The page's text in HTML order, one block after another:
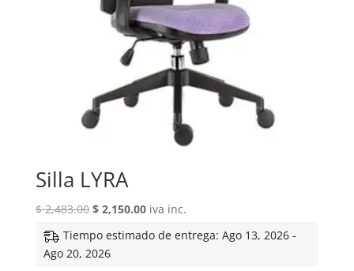
Silla LYRA
$2,483.00 El
original
$2,150.00Eliva inc.
Tiempo estimado de entrega: Ago 13, 2026 -
Ago 20, 2026